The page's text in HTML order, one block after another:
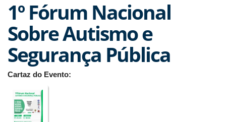
1º Fórum Nacional
Sobre Autismo e
Segurança Pública
Cartaz do Evento: